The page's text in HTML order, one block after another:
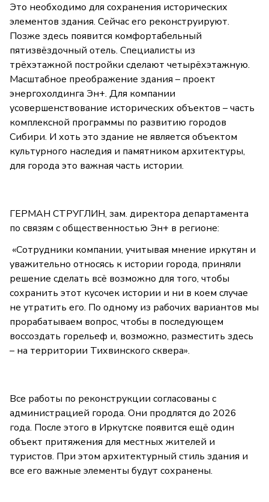
Это необходимо для сохранения исторических
элементов здания. Сейчас его реконструируют.
Позже здесь появится комфортабельный
пятизвёздочный отель. Специалисты из
трёхэтажной постройки сделают четырёхэтажную.
Масштабное преображение здания – проект
энергохолдинга Эн+. Для компании
усовершенствование исторических объектов – часть
комплексной программы по развитию городов
Сибири. И хоть это здание не является объектом
культурного наследия и памятником архитектуры,
для города это важная часть истории.
ГЕРМАН СТРУГЛИН, зам. директора департамента
по связям с общественностью Эн+ в регионе:
«Сотрудники компании, учитывая мнение иркутян и
уважительно относясь к истории города, приняли
решение сделать всё возможно для того, чтобы
сохранить этот кусочек истории и ни в коем случае
не утратить его. По одному из рабочих вариантов мы
прорабатываем вопрос, чтобы в последующем
воссоздать горельеф и, возможно, разместить здесь
– на территории Тихвинского сквера».
Все работы по реконструкции согласованы с
администрацией города. Они продлятся до 2026
года. После этого в Иркутске появится ещё один
объект притяжения для местных жителей и
туристов. При этом архитектурный стиль здания и
все его важные элементы будут сохранены.